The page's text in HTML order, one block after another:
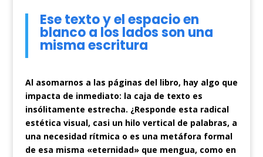
Ese texto y el espacio en
blanco a los lados son una
misma escritura
Al asomarnos a las páginas del libro, hay algo que
impacta de inmediato: la caja de texto es
insólitamente estrecha. ¿Responde esta radical
estética visual, casi un hilo vertical de palabras, a
una necesidad rítmica o es una metáfora formal
de esa misma «eternidad» que mengua, como en